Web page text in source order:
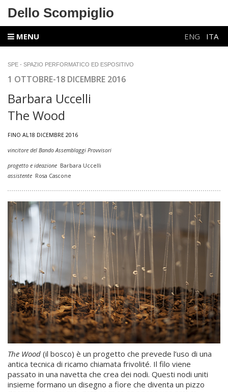
Dello Scompiglio
MENU ENG ITA
SPE - SPAZIO PERFORMATICO ED ESPOSITIVO
1 OTTOBRE-18 DICEMBRE 2016
Barbara Uccelli
The Wood
FINO AL18 DICEMBRE 2016
vincitore del Bando Assemblaggi Provvisori
progetto e ideazione Barbara Uccelli
assistente Rosa Cascone
The Wood (il bosco) è un progetto che prevede l’uso di una
antica tecnica di ricamo chiamata frivolité. Il filo viene
passato in una navetta che crea dei nodi. Questi nodi uniti
insieme formano un disegno a fiore che diventa un pizzo